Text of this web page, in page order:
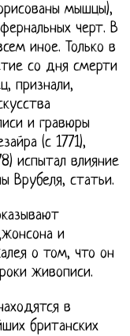
мышцы),
черт. В
иное. Только в
со дня смерти
признали,
и гравюры
(с 1771),
испытал влияние
Врубеля, статьи.
и
о том, что он
живописи.
в
британских